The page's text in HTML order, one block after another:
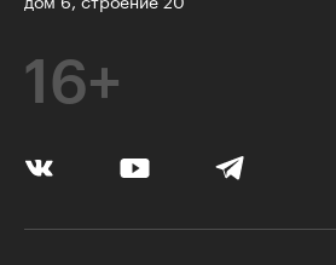
16+
Электронная почта